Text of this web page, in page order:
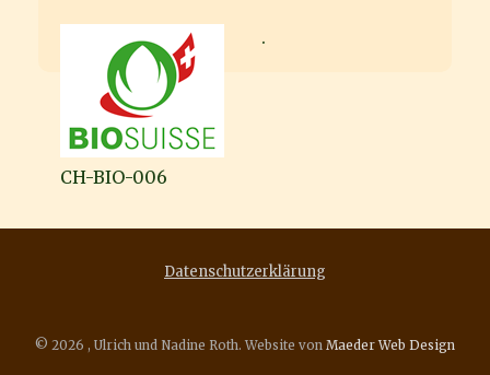
CH-BIO-006
.
Datenschutzerklärung
© 2026 , Ulrich und Nadine Roth. Website von Maeder Web Design